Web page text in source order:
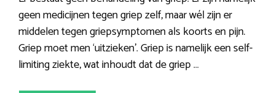
geen medicijnen tegen griep zelf, maar wél zijn er
middelen tegen griepsymptomen als koorts en pijn.
Griep moet men ‘uitzieken’. Griep is namelijk een self-
limiting ziekte, wat inhoudt dat de griep …